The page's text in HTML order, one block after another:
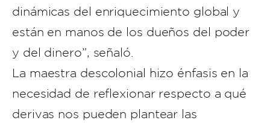
dinámicas del enriquecimiento global y
están en manos de los dueños del poder
y del dinero”, señaló.
La maestra descolonial hizo énfasis en la
necesidad de reflexionar respecto a qué
derivas nos pueden plantear las